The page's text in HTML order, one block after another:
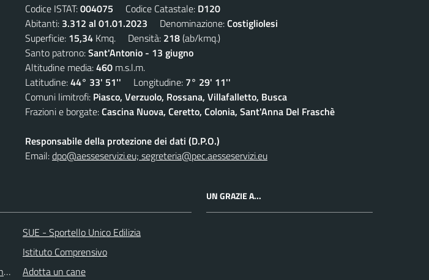
Codice ISTAT:004075 Codice Catastale: D120
Abitanti: 3.312 al 01.01.2023 Denominazione:Costigliolesi
Superficie: 15,34 Kmq. Densità: 218(ab/kmq.)
Santo patrono:Sant'Antonio - 13 giugno
Altitudine media:460 m.s.l.m.
Latitudine:44° 33' 51'' Longitudine: 7° 29' 11''
Comuni limitrofi: Piasco, Verzuolo, Rossana, Villafalletto, Busca
Frazioni e borgate:Cascina Nuova, Ceretto, Colonia, Sant'Anna Del Fraschè
Responsabile della protezione dei dati (D.P.O.)
Email:dpo@aesseservizi.eu; segreteria@pec.aesseservizi.eu
e Savigliano
SUE - Sportello Unico Edilizia
Istituto Comprensivo
Adotta un cane
UN GRAZIE A...